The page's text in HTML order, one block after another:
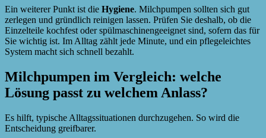
Ein weiterer Punkt ist die Hygiene. Milchpumpen sollten sich gut
zerlegen und gründlich reinigen lassen. Prüfen Sie deshalb, ob die
Einzelteile kochfest oder spülmaschinengeeignet sind, sofern das für
Sie wichtig ist. Im Alltag zählt jede Minute, und ein pflegeleichtes
System macht sich schnell bezahlt.
Milchpumpen im Vergleich: welche
Lösung passt zu welchem Anlass?
Es hilft, typische Alltagssituationen durchzugehen. So wird die
Entscheidung greifbarer.